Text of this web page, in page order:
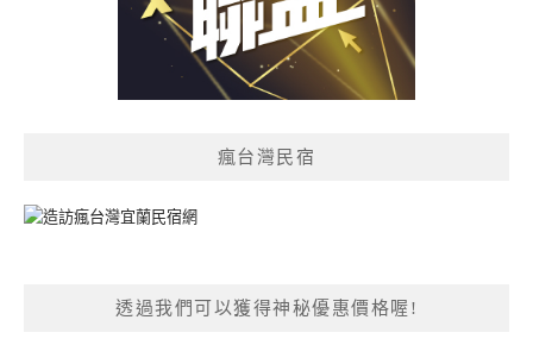
瘋台灣民宿
透過我們可以獲得神秘優惠價格喔!